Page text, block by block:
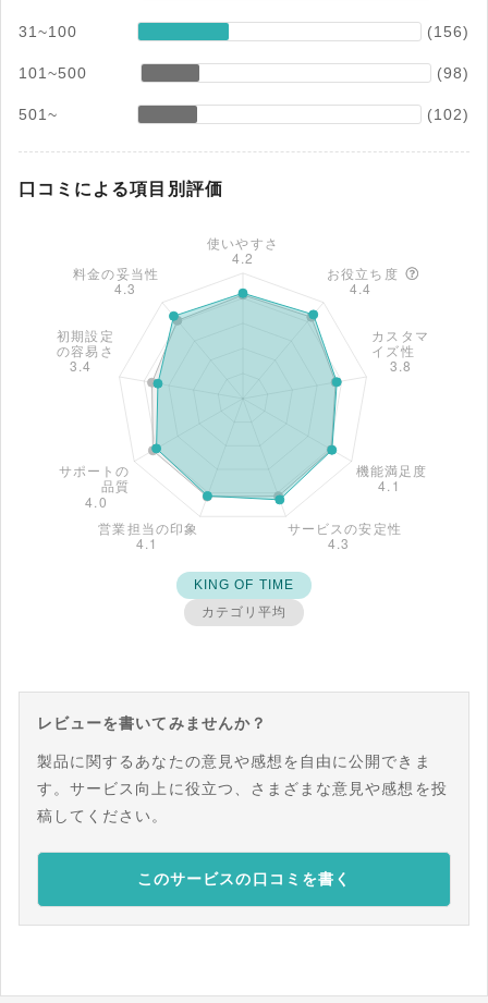
31~100 (156)
101~500 (98)
501~ (102)
口コミによる項目別評価
KING OF TIME
カテゴリ平均
レビューを書いてみませんか？
製品に関するあなたの意見や感想を自由に公開できま
す。サービス向上に役立つ、さまざまな意見や感想を投
稿してください。
このサービスの口コミを書く